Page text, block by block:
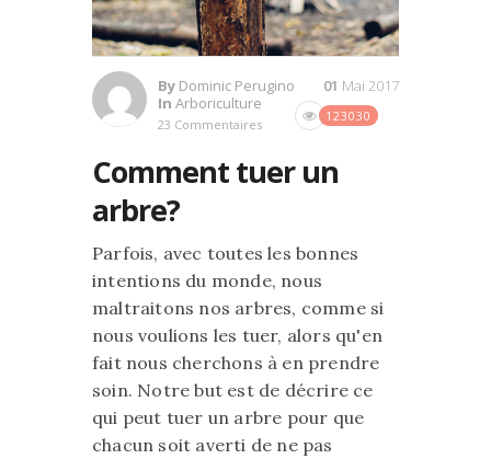
By Dominic Perugino
In Arboriculture
23 Commentaires
123030
01 Mai 2017
Comment tuer un
arbre?
Parfois, avec toutes les bonnes
intentions du monde, nous
maltraitons nos arbres, comme si
nous voulions les tuer, alors qu'en
fait nous cherchons à en prendre
soin. Notre but est de décrire ce
qui peut tuer un arbre pour que
chacun soit averti de ne pas